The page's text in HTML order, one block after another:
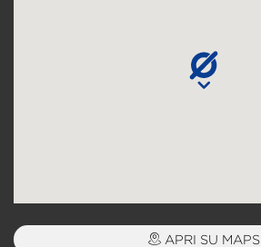
APRI SU MAPS